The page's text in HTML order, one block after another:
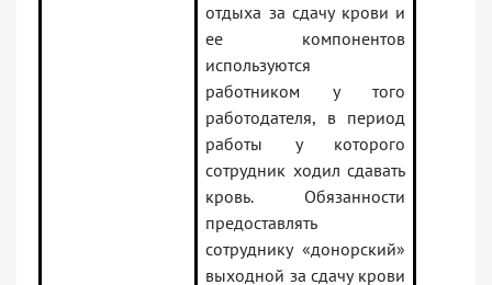
отдыха за сдачу крови и
ее компонентов
используются
работником у того
работодателя, в период
работы у которого
сотрудник ходил сдавать
кровь. Обязанности
предоставлять
сотруднику «донорский»
выходной за сдачу крови